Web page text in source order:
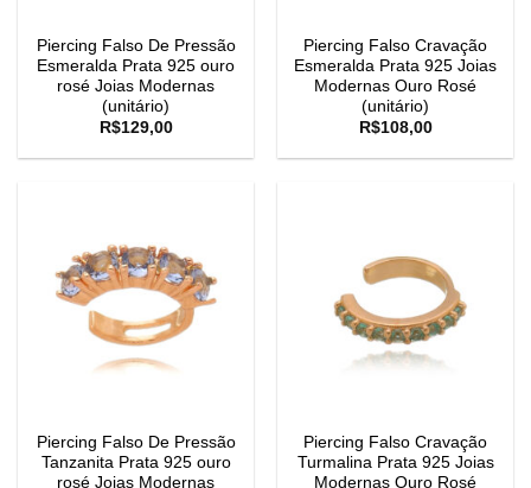
Piercing Falso De Pressão
Esmeralda Prata 925 ouro
rosé Joias Modernas
(unitário)
R$129,00
Piercing Falso Cravação
Esmeralda Prata 925 Joias
Modernas Ouro Rosé
(unitário)
R$108,00
Piercing Falso De Pressão
Tanzanita Prata 925 ouro
rosé Joias Modernas
Piercing Falso Cravação
Turmalina Prata 925 Joias
Modernas Ouro Rosé